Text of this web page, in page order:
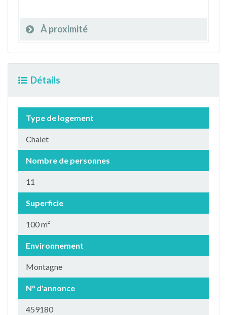
À proximité
Détails
Type de logement
Chalet
Nombre de personnes
11
Superficie
100 m²
Environnement
Montagne
N° d'annonce
459180